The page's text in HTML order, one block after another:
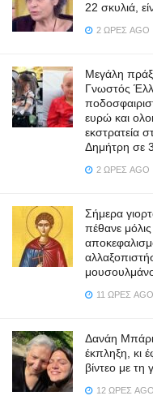
22 σκυλιά,
2 ΏΡΕΣ AGO
Μεγάλη
Γνωστός
ευρώ και
εκστρατεία
Δημήτρη σε
2 ΏΡΕΣ AGO
Σήμερα
πέθανε
11 ΏΡΕΣ AGO
Δανάη
έκπληξη, κι
βίντεο με τη
12 ΏΡΕΣ AGO